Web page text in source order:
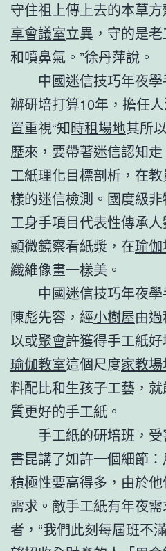
守住祖上傳上去的本草
享會議室立異，守的是
和噴鼻氣。”徐丹萍說。
中國迷信技巧年夜
辦研培打算10年，擔任
置重視“知時租場地其所
歷來，要帶著迷信認知
工紙理化目標剖析，在
樣的迷信檢測。國度級
工身手項目代表性傳承
顯微鏡察看紙漿，在瑜
纖維像畫一樣美。
中國迷信技巧年夜
陳彪先容，經小樹屋由
以或聚會許獲得手工紙
瑜伽教室這個尺度家教
料配比和生孩子工藝，
質更好的手工紙。
手工紙的研培班，
書昆講了如許一個細節
積極性要高得多，由於
需求。敵手工紙有年夜
者，“我們此刻每屆班不